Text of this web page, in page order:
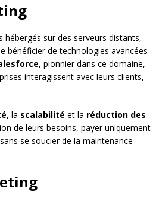
hébergés sur des serveurs distants,
bénéficier de technologies avancées
, pionnier dans ce domaine,
interagissent avec leurs clients,
, la scalabilité et la réduction des
de leurs besoins, payer uniquement
se soucier de la maintenance